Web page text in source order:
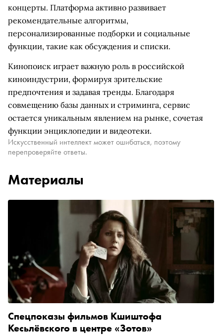
концерты. Платформа активно развивает
рекомендательные алгоритмы,
персонализированные подборки и социальные
функции, такие как обсуждения и списки.
Кинопоиск играет важную роль в российской
киноиндустрии, формируя зрительские
предпочтения и задавая тренды. Благодаря
совмещению базы данных и стриминга, сервис
остается уникальным явлением на рынке, сочетая
функции энциклопедии и видеотеки.
Искусственный интеллект может ошибаться, поэтому
перепроверяйте ответы.
Материалы
Спецпоказы фильмов Кшиштофа
Кесьлёвского в центре «Зотов»